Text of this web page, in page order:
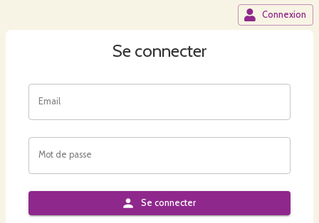
Connexion
Se connecter
Email
Mot de passe
Se connecter